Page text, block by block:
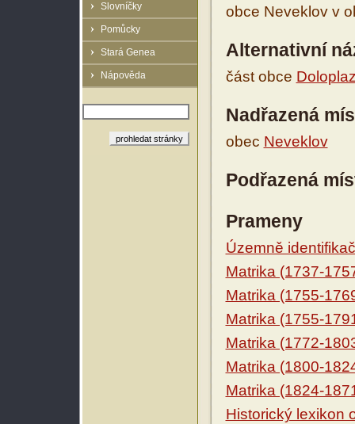
Slovníčky
Pomůcky
Stará Genea
Nápověda
obce Neveklov v
Alternativní
část obce
Nadřazená
obec Neveklov
Podřazená
Prameny
Územně
Matrika (1737-
Matrika (1755-
Matrika (1755-
Matrika (1772-
Matrika (1800-
Matrika (1824-
Historický lexikon